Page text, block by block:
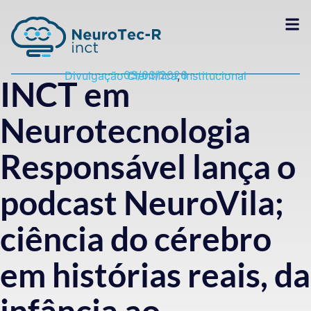
03/03/2026
Divulgação Científica,Institucional
INCT em
Neurotecnologia
Responsável lança o
podcast NeuroVila;
ciência do cérebro
em histórias reais, da